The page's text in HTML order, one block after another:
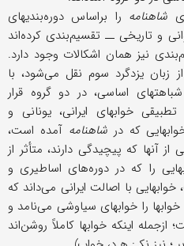
شاهنامه را براساس دوره‌بندیهای
و تاریخی ــ تقسیم‌بندی کرده‌اند
نیز همان اشکالات وجود دارد.
زبان یزدگرد سوم نقل می‌شود، با
اساسی، در دو گروه قرار
خوابهای ایرانی، یونانی و
که درشاهنامهآمده است،
از آنها که پیچیدگی دارند، متأثر از
را که در دوره‌های اساطیری و
با اصالت ایرانی می‌داند که
را خوابهای سیاوشی می‌نامد و
ازجمله اینکه خوابها کاملاً روشن‌اند